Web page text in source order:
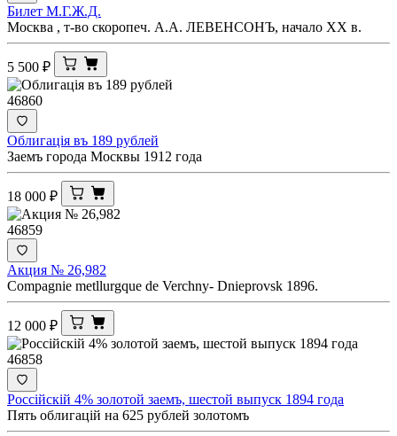
Билет М.Г.Ж.Д.
Москва , т-во скоропеч. А.А. ЛЕВЕНСОНЪ, начало ХХ в.
5 500 ₽
46860
Облигацiя въ 189 рублей
Заемъ города Москвы 1912 года
18 000 ₽
46859
Акция № 26,982
Compagnie metllurgque de Verchny- Dnieprovsk 1896.
12 000 ₽
46858
Россiйскiй 4% золотой заемъ, шестой выпуск 1894 года
Пять облигацiй на 625 рублей золотомъ